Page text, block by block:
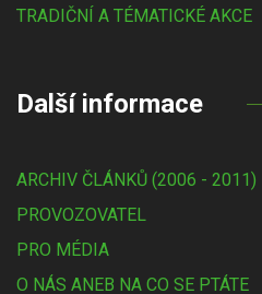
TRADIČNÍ A TÉMATICKÉ AKCE
Další informace
ARCHIV ČLÁNKŮ (2006 - 2011)
PROVOZOVATEL
PRO MÉDIA
O NÁS ANEB NA CO SE PTÁTE